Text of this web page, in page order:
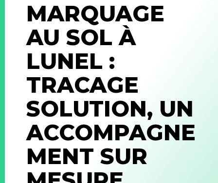
MARQUAGE
AU SOL À
LUNEL :
TRACAGE
SOLUTION, UN
ACCOMPAGNE
MENT SUR